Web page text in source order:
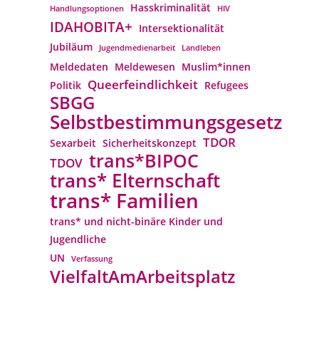
Handlungsoptionen Hasskriminalität HIV
IDAHOBITA+ Intersektionalität
Jubiläum
Jugendmedienarbeit Landleben
Meldedaten Meldewesen Muslim*innen
Politik Queerfeindlichkeit Refugees
SBGG
Selbstbestimmungsgesetz
Sexarbeit Sicherheitskonzept TDOR
TDOV trans*BIPOC
trans* Elternschaft
trans* Familien
trans* und nicht-binäre Kinder und
Jugendliche
UN
Verfassung
VielfaltAmArbeitsplatz